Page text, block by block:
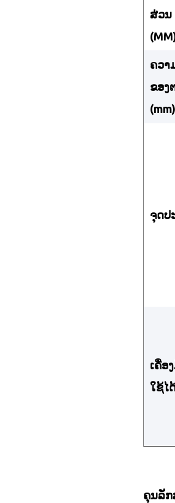
ສ່ວນ
ຄວາ
ຂອງ
(mm)
ຈຸດປ
ເຄື່ອ
ໃຊ້ໄ
ຄຸນລັກ